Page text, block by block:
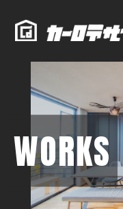
WORKS